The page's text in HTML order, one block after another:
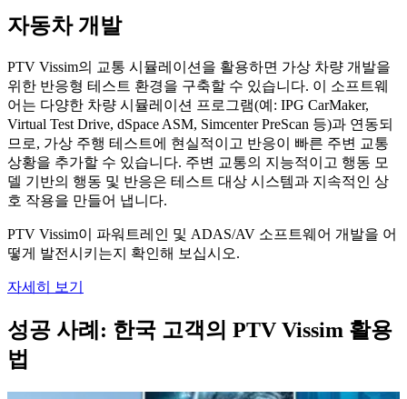
자동차 개발
PTV Vissim의 교통 시뮬레이션을 활용하면 가상 차량 개발을
위한 반응형 테스트 환경을 구축할 수 있습니다. 이 소프트웨
어는 다양한 차량 시뮬레이션 프로그램(예: IPG CarMaker,
Virtual Test Drive, dSpace ASM, Simcenter PreScan 등)과 연동되
므로, 가상 주행 테스트에 현실적이고 반응이 빠른 주변 교통
상황을 추가할 수 있습니다. 주변 교통의 지능적이고 행동 모
델 기반의 행동 및 반응은 테스트 대상 시스템과 지속적인 상
호 작용을 만들어 냅니다.
PTV Vissim이 파워트레인 및 ADAS/AV 소프트웨어 개발을 어
떻게 발전시키는지 확인해 보십시오.
자세히 보기
성공 사례: 한국 고객의 PTV Vissim 활용
법